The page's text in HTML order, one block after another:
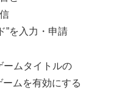
を入力・申請
ームタイトルの
ムを有効にする